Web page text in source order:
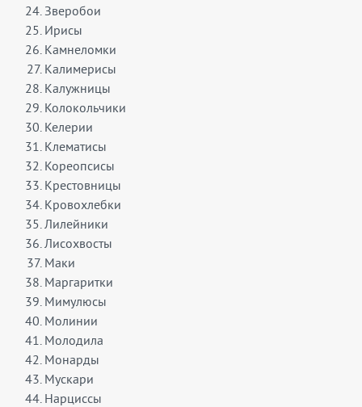
Зверобои
Ирисы
Камнеломки
Калимерисы
Калужницы
Колокольчики
Келерии
Клематисы
Кореопсисы
Крестовницы
Кровохлебки
Лилейники
Лисохвосты
Маки
Маргаритки
Мимулюсы
Молинии
Молодила
Монарды
Мускари
Нарциссы